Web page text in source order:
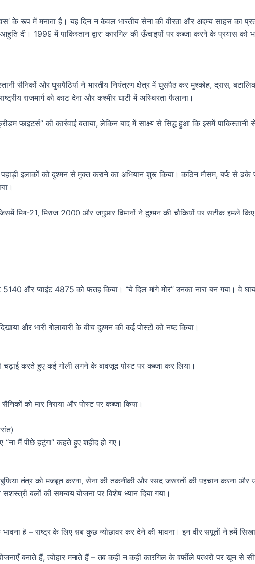
के रूप में मनाता है। यह दिन न केवल भारतीय सेना की वीरता और अदम्य साहस का
आहुति दी। 1999 में पाकिस्तान द्वारा कारगिल की ऊँचाइयों पर कब्जा करने के प्रयास
सैनिकों और घुसपैठियों ने भारतीय नियंत्रण क्षेत्र में घुसपैठ कर मुश्कोह, द्रास,
राजमार्ग को काट देना और कश्मीर घाटी में अस्थिरता फैलाना।
फाइटर्स” की कार्रवाई बताया, लेकिन बाद में साक्ष्य से सिद्ध हुआ कि इसमें
इलाकों को दुश्मन से मुक्त कराने का अभियान शुरू किया। कठिन मौसम, बर्फ से
मिग-21, मिराज 2000 और जगुआर विमानों ने दुश्मन की चौकियों पर सटीक हमले
5140 और प्वाइंट 4875 को फतह किया। “ये दिल मांगे मोर” उनका नारा बन गया। वे
और भारी गोलाबारी के बीच दुश्मन की कई पोस्टों को नष्ट किया।
चढ़ाई करते हुए कई गोली लगने के बावजूद पोस्ट पर कब्जा कर लिया।
को मार गिराया और पोस्ट पर कब्जा किया।
मैं पीछे हटूंगा” कहते हुए शहीद हो गए।
तंत्र को मजबूत करना, सेना की तकनीकी और रसद जरूरतों की पहचान करना और उच्च
बलों की समन्वय योजना पर विशेष ध्यान दिया गया।
है – राष्ट्र के लिए सब कुछ न्योछावर कर देने की भावना। इन वीर सपूतों ने हमें
बनाते हैं, त्योहार मनाते हैं – तब कहीं न कहीं कारगिल के बर्फीले पत्थरों पर खून से